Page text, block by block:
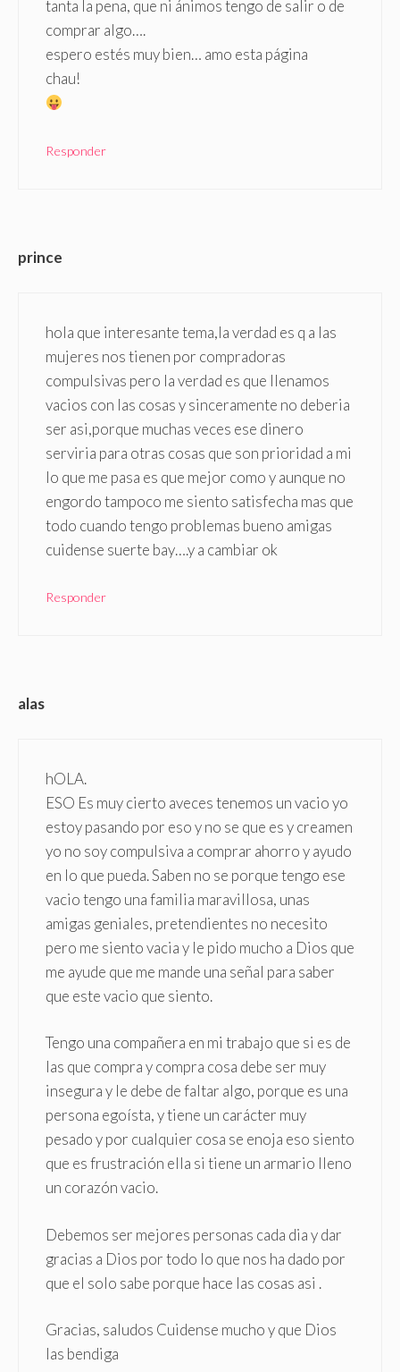
tanta la pena, que ni ánimos tengo de salir o de
comprar algo….
espero estés muy bien… amo esta página
chau!
Responder
prince
hola que interesante tema,la verdad es q a las
mujeres nos tienen por compradoras
compulsivas pero la verdad es que llenamos
vacios con las cosas y sinceramente no deberia
ser asi,porque muchas veces ese dinero
serviria para otras cosas que son prioridad a mi
lo que me pasa es que mejor como y aunque no
engordo tampoco me siento satisfecha mas que
todo cuando tengo problemas bueno amigas
cuidense suerte bay….y a cambiar ok
Responder
alas
hOLA.
ESO Es muy cierto aveces tenemos un vacio yo
estoy pasando por eso y no se que es y creamen
yo no soy compulsiva a comprar ahorro y ayudo
en lo que pueda. Saben no se porque tengo ese
vacio tengo una familia maravillosa, unas
amigas geniales, pretendientes no necesito
pero me siento vacia y le pido mucho a Dios que
me ayude que me mande una señal para saber
que este vacio que siento.
Tengo una compañera en mi trabajo que si es de
las que compra y compra cosa debe ser muy
insegura y le debe de faltar algo, porque es una
persona egoísta, y tiene un carácter muy
pesado y por cualquier cosa se enoja eso siento
que es frustración ella si tiene un armario lleno
un corazón vacio.
Debemos ser mejores personas cada dia y dar
gracias a Dios por todo lo que nos ha dado por
que el solo sabe porque hace las cosas asi .
Gracias, saludos Cuidense mucho y que Dios
las bendiga